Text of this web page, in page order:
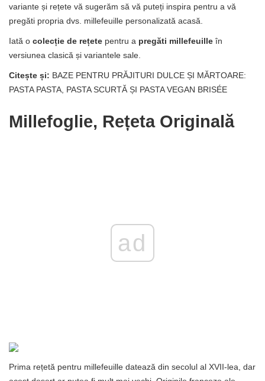
variante și rețete vă sugerăm să vă puteți inspira pentru a vă
pregăti propria dvs. millefeuille personalizată acasă.
Iată o colecție de rețete pentru a pregăti millefeuille în
versiunea clasică și variantele sale.
Citește și: BAZE PENTRU PRĂJITURI DULCE ȘI MĂRTOARE:
PASTA PASTA, PASTA SCURTĂ ȘI PASTA VEGAN BRISÉE
Millefoglie, Rețeta Originală
ad
Prima rețetă pentru millefeuille datează din secolul al XVII-lea, dar